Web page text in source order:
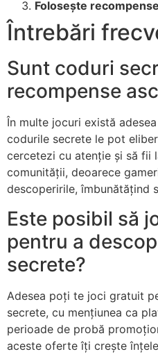
Folosește
Întrebări
Sunt coduri
recompense
În multe jocuri există
codurile secrete le pot
cercetezi cu atenție și să fii
comunității, deoarece
descoperirile, îmbunătățind
Este posibil să
pentru a
secrete?
Adesea poți te joci gratuit
secrete, cu mențiunea ca
perioade de probă
aceste oferte îți crește